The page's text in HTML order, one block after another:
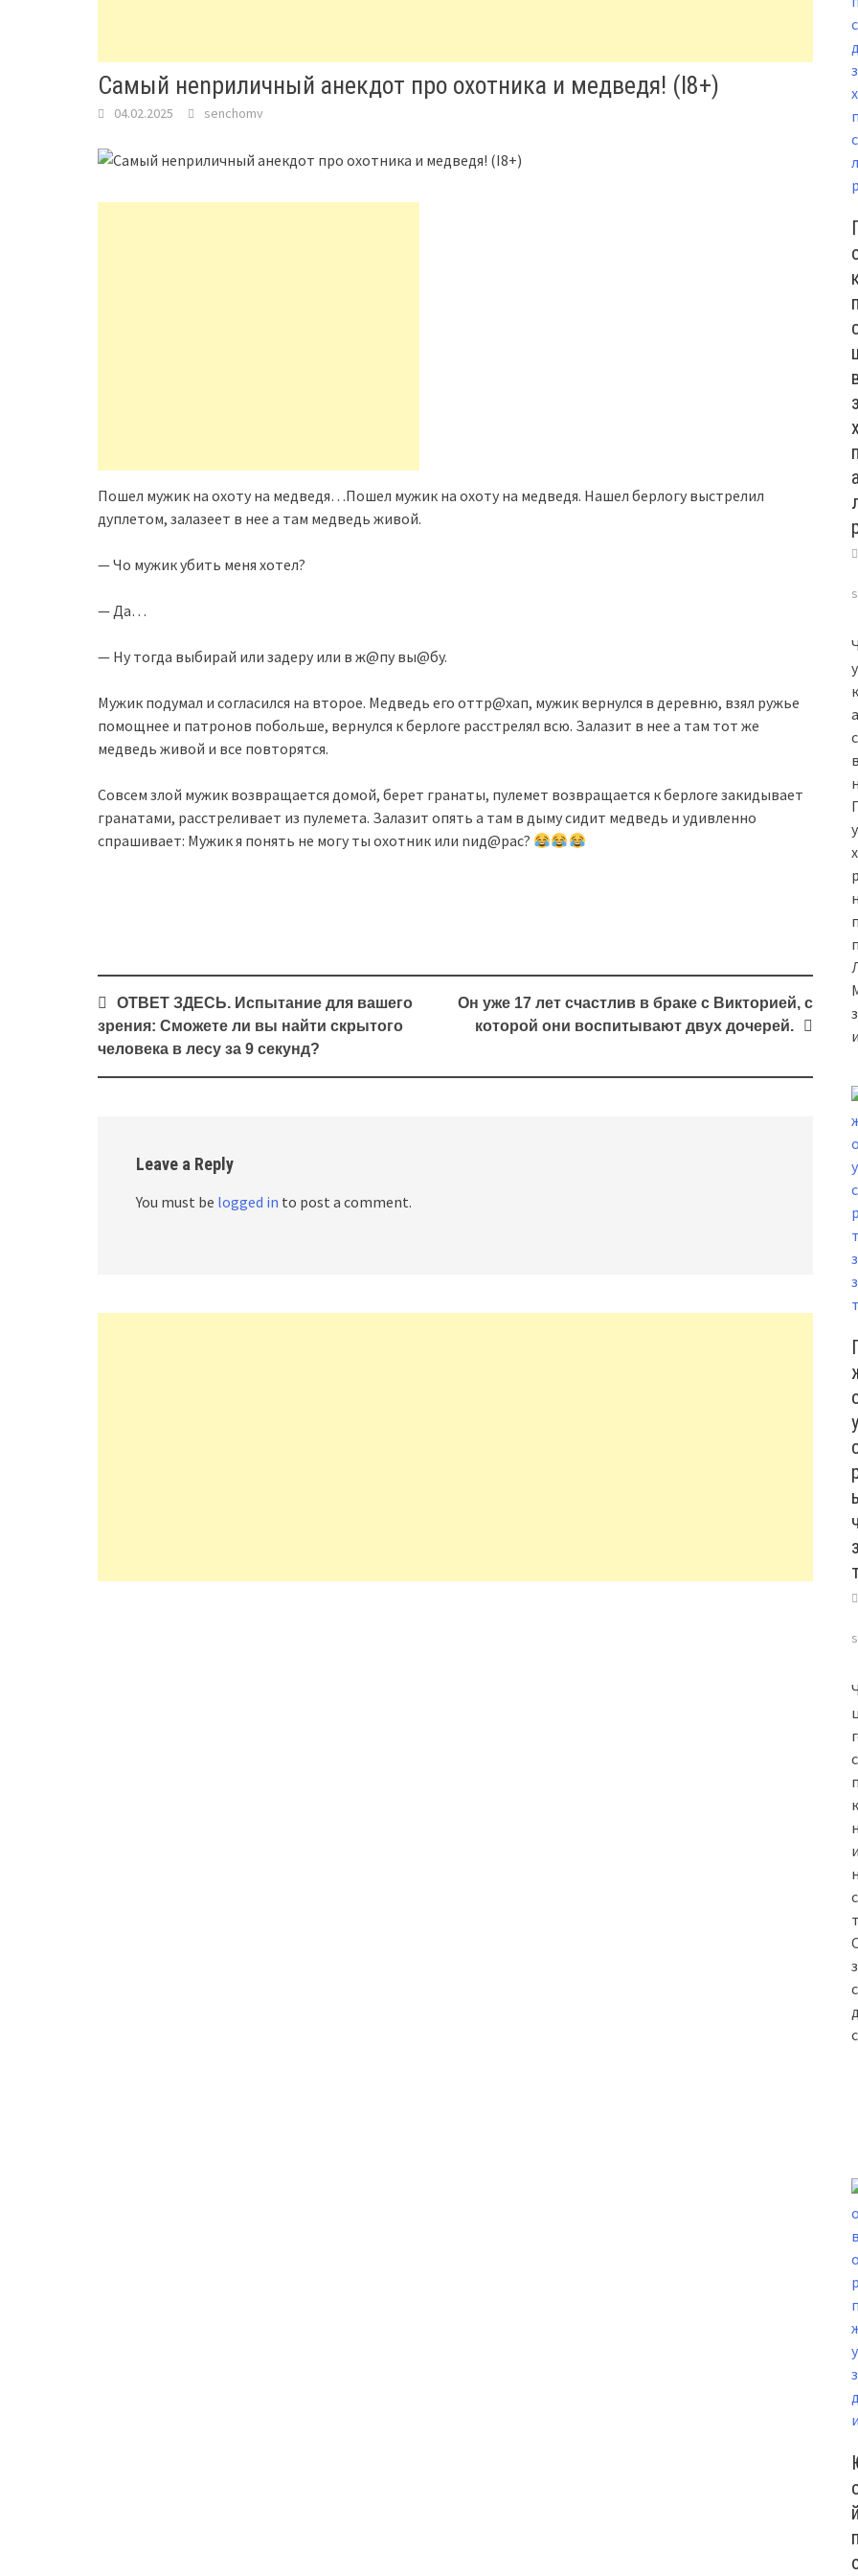
Самый нenриличный анекдот про охотника и медведя! (I8+)
04.02.2025 senchomv
Пошел мужик на охоту на медведя…Пошел мужик на охоту на медведя. Нашел берлогу выстрелил
дуплетом, залазеет в нее а там медведь живой.
— Чо мужик убить меня хотел?
— Да…
— Ну тогда выбирай или задеру или в ж@пy вы@бy.
Мужик подумал и согласился на второе. Медведь его oттр@хaп, мужик вернулся в деревню, взял ружье
помощнее и патронов побольше, вернулся к берлоге расстрелял всю. Залазит в нее а там тот же
медведь живой и все повторятся.
Совсем злой мужик возвращается домой, берет гранаты, пулемет возвращается к берлоге закидывает
гранатами, расстреливает из пулемета. Залазит опять а там в дыму сидит медведь и удивленно
спрашивает: Мужик я понять не могу ты охотник или nид@рac?
Post
navigation
ОТВЕТ ЗДЕСЬ. Испытание для вашего
зрения: Сможете ли вы найти скрытого
человека в лесу за 9 секунд?
Он уже 17 лет счастлив в браке с Викторией, с
которой они воспитывают двух дочерей.
Leave a Reply
You must be logged in to post a comment.
и